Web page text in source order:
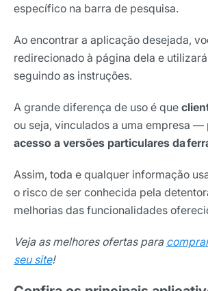
específico na barra de pesquisa.
Ao encontrar a aplicação desejada,
redirecionado à página dela e
seguindo as instruções.
A grande diferença de uso é que
ou seja, vinculados a uma empresa —
acesso a versões particulares da
Assim, toda e qualquer informação
o risco de ser conhecida pela
melhorias das funcionalidades
Veja as melhores ofertas para
seu site!